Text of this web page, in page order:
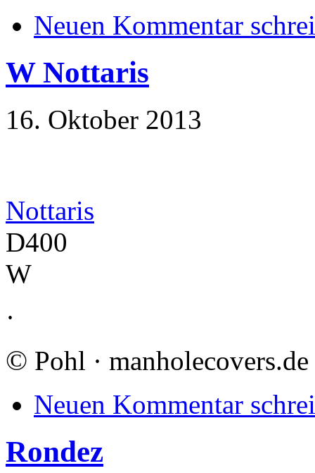
Neuen Kommentar
W Nottaris
16. Oktober 2013
Nottaris
D400
W
·
© Pohl · manholecovers.de
Neuen Kommentar
Rondez